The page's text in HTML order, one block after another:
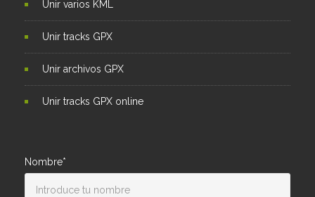
Unir varios KML
Unir tracks GPX
Unir archivos GPX
Unir tracks GPX online
Nombre*